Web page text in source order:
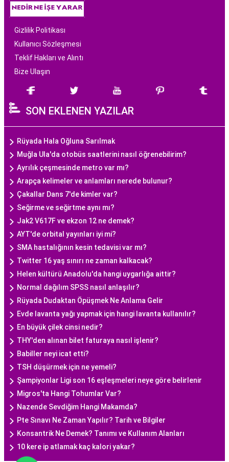
Gizlilik Politikası
Kullanıcı Sözleşmesi
Teklif Hakları ve Alıntı
Bize Ulaşın
SON EKLENEN YAZILAR
Rüyada Hala Oğluna Sarılmak
Muğla Ula'da otobüs saatlerini nasıl öğrenebilirim?
Ayrılık çeşmesinde metro var mı?
Arapça kelimeler ve anlamları nerede bulunur?
Çakallar Dans 7'de kimler var?
Seğirme ve seğirtme aynı mı?
Jak2 V617F ve ekzon 12 ne demek?
AYT'de orbital yayınları iyi mi?
SMA hastalığının kesin tedavisi var mı?
Twitter 16 yaş sınırı ne zaman kalkacak?
Helen kültürü Anadolu'da hangi uygarlığa aittir?
Normal dağılım SPSS nasıl anlaşılır?
Rüyada Dudaktan Öpüşmek Ne Anlama Gelir
Evde lavanta yağı yapmak için hangi lavanta kullanılır?
En büyük çilek cinsi nedir?
THY'den alınan bilet faturaya nasıl işlenir?
Babiller neyi icat etti?
TSH düşürmek için ne yemeli?
Şampiyonlar Ligi son 16 eşleşmeleri neye göre belirlenir
Migros'ta Hangi Tohumlar Var?
Nazende Sevdiğim Hangi Makamda?
Pte Sınavı Ne Zaman Yapılır? Tarih ve Bilgiler
Konsantrik Ne Demek? Tanımı ve Kullanım Alanları
10 kere ip atlamak kaç kalori yakar?